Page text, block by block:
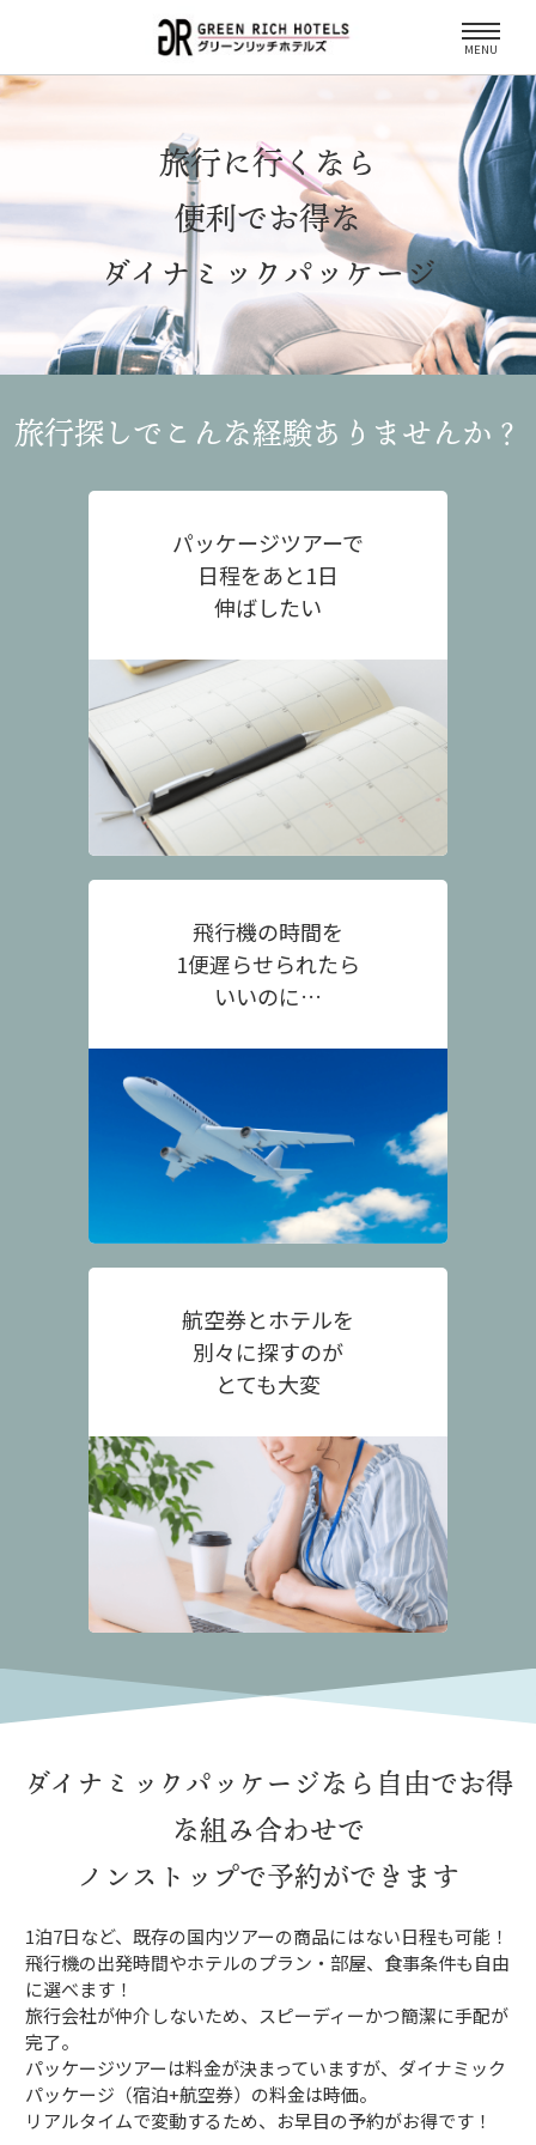
MENU
旅行に行くなら
便利でお得な
ダイナミックパッケージ
旅行探しでこんな経験ありませんか？
パッケージツアーで
日程をあと1日
伸ばしたい
飛行機の時間を
1便遅らせられたら
いいのに…
航空券とホテルを
別々に探すのが
とても大変
ダイナミックパッケージなら 自由でお得
な組み合わせで
ノンストップで予約ができます
1泊7日など、既存の国内ツアーの商品にはない日程も可能！
飛行機の出発時間やホテルのプラン・部屋、食事条件も自由
に選べます！
旅行会社が仲介しないため、スピーディーかつ簡潔に手配が
完了。
パッケージツアーは料金が決まっていますが、ダイナミック
パッケージ（宿泊+航空券）の料金は時価。
リアルタイムで変動するため、お早目の予約がお得です！